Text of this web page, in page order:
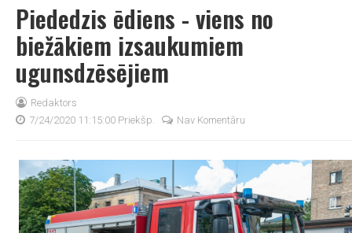
Piededzis ēdiens - viens no
biežākiem izsaukumiem
ugunsdzēsējiem
Redaktors
7/24/2020 11:15:00 Priekšp.
Nav Komentāru